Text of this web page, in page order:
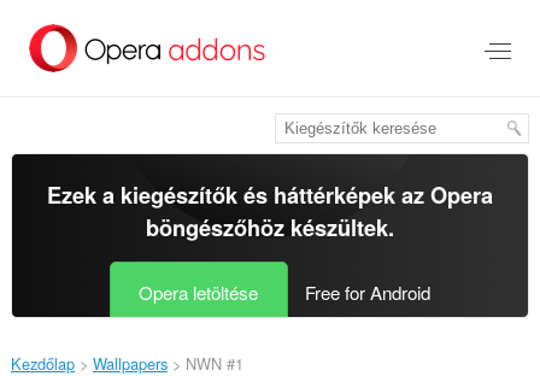
Ezek a kiegészítők és háttérképek azOpera
böngészőhözkészültek.
Opera letöltése Free for Android
Kezdőlap Wallpapers NWN #1‎